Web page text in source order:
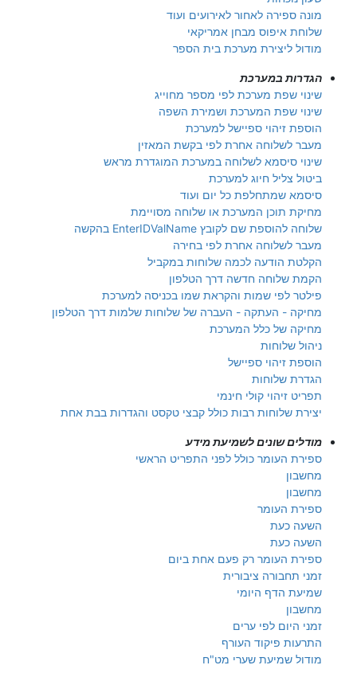
מונה ספירה לאחור לאירועים ועוד
שלוחת איפוס מבחן אמריקאי
מודול ליצירת מערכת בית הספר
הגדרות במערכת
שינוי שפת מערכת לפי מספר מחוייג
שינוי שפת המערכת ושמירת השפה
הוספת זיהוי ספיישל למערכת
מעבר לשלוחה אחרת לפי בקשת המאזין
שינוי סיסמא לשלוחה במערכת המוגדרת מראש
ביטול צליל חיוג למערכת
סיסמא שמתחלפת כל יום ועוד
מחיקת תוכן המערכת או שלוחה מסויימת
שלוחה להוספת שם לקובץ EnterIDValName בהקשה
מעבר לשלוחה אחרת לפי בחירה
הקלטת הודעה לכמה שלוחות במקביל
הקמת שלוחה חדשה דרך הטלפון
פילטר לפי שמות והקראת שמו בכניסה למערכת
מחיקה - העתקה - העברה של שלוחות שלמות דרך הטלפון
מחיקה של כלל המערכת
ניהול שלוחות
הוספת זיהוי ספיישל
הגדרת שלוחות
תפריט זיהוי קולי חינמי
יצירת שלוחות רבות כולל קבצי טקסט והגדרות בבת אחת
מודלים שונים לשמיעת מידע
ספירת העומר כולל לפני התפריט הראשי
מחשבון
מחשבון
ספירת העומר
השעה כעת
השעה כעת
ספירת העומר רק פעם אחת ביום
זמני תחבורה ציבורית
שמיעת הדף היומי
מחשבון
זמני היום לפי ערים
התרעות פיקוד העורף
מודול שמיעת שערי מט"ח